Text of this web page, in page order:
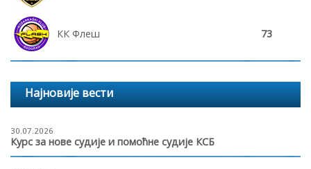
КК Флеш 73
Најновије вести
30.07.2026
Курс за нове судије и помоћне судије КСБ